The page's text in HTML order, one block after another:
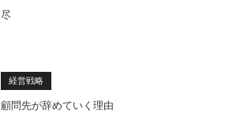
尽
経営戦略
顧問先が辞めていく理由